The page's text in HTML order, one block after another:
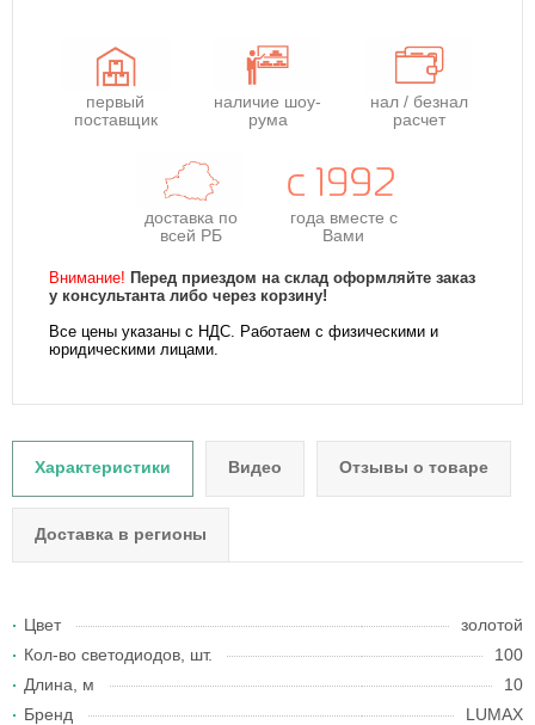
первый
поставщик
наличие шоу-
рума
нал / безнал
расчет
доставка по
всей РБ
года вместе с
Вами
Внимание! Перед приездом на склад оформляйте заказ
у консультанта либо через корзину!
Все цены указаны с НДС. Работаем с физическими и
юридическими лицами.
Характеристики Видео Отзывы о товаре
Доставка в регионы
Цвет
золотой
Кол-во светодиодов, шт.
100
Длина, м
10
Бренд
LUMAX